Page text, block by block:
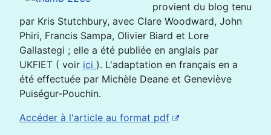
provient du blog tenu
par Kris Stutchbury, avec Clare Woodward, John
Phiri, Francis Sampa, Olivier Biard et Lore
Gallastegi ; elle a été publiée en anglais par
UKFIET ( voir ici ). L'adaptation en français en a
été effectuée par Michèle Deane et Geneviève
Puiségur-Pouchin.
Accéder à l'article au format pdf